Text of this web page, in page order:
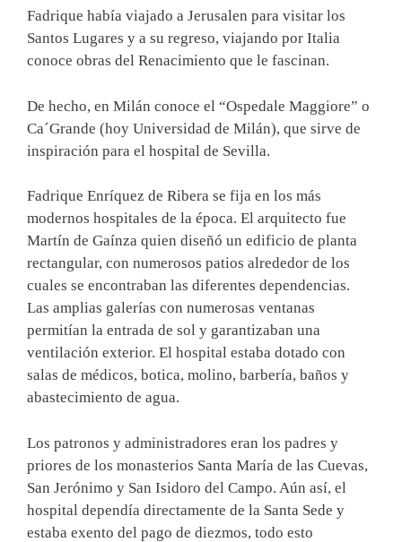
Fadrique había viajado a Jerusalen para visitar los
Santos Lugares y a su regreso, viajando por Italia
conoce obras del Renacimiento que le fascinan.
De hecho, en Milán conoce el “Ospedale Maggiore” o
Ca´Grande (hoy Universidad de Milán), que sirve de
inspiración para el hospital de Sevilla.
Fadrique Enríquez de Ribera se fija en los más
modernos hospitales de la época. El arquitecto fue
Martín de Gaínza quien diseñó un edificio de planta
rectangular, con numerosos patios alrededor de los
cuales se encontraban las diferentes dependencias.
Las amplias galerías con numerosas ventanas
permitían la entrada de sol y garantizaban una
ventilación exterior. El hospital estaba dotado con
salas de médicos, botica, molino, barbería, baños y
abastecimiento de agua.
Los patronos y administradores eran los padres y
priores de los monasterios Santa María de las Cuevas,
San Jerónimo y San Isidoro del Campo. Aún así, el
hospital dependía directamente de la Santa Sede y
estaba exento del pago de diezmos, todo esto